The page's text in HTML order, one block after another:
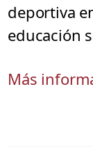
deportiva
educación
Más